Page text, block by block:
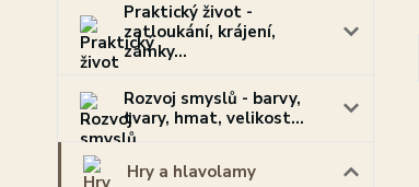
Praktický život -
zatloukání, krájení,
zámky...
Rozvoj smyslů - barvy,
tvary, hmat, velikost...
Hry a hlavolamy